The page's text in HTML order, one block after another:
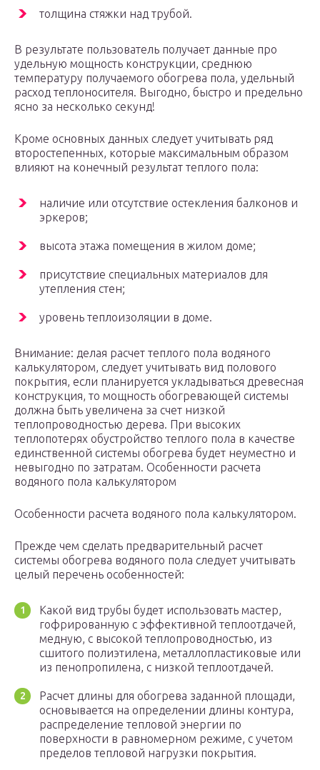
толщина стяжки над трубой.
В результате пользователь получает данные про
удельную мощность конструкции, среднюю
температуру получаемого обогрева пола, удельный
расход теплоносителя. Выгодно, быстро и предельно
ясно за несколько секунд!
Кроме основных данных следует учитывать ряд
второстепенных, которые максимальным образом
влияют на конечный результат теплого пола:
наличие или отсутствие остекления балконов и
эркеров;
высота этажа помещения в жилом доме;
присутствие специальных материалов для
утепления стен;
уровень теплоизоляции в доме.
Внимание: делая расчет теплого пола водяного
калькулятором, следует учитывать вид полового
покрытия, если планируется укладываться древесная
конструкция, то мощность обогревающей системы
должна быть увеличена за счет низкой
теплопроводностью дерева. При высоких
теплопотерях обустройство теплого пола в качестве
единственной системы обогрева будет неуместно и
невыгодно по затратам. Особенности расчета
водяного пола калькулятором
Особенности расчета водяного пола калькулятором.
Прежде чем сделать предварительный расчет
системы обогрева водяного пола следует учитывать
целый перечень особенностей:
Какой вид трубы будет использовать мастер,
гофрированную с эффективной теплоотдачей,
медную, с высокой теплопроводностью, из
сшитого полиэтилена, металлопластиковые или
из пенопропилена, с низкой теплоотдачей.
Расчет длины для обогрева заданной площади,
основывается на определении длины контура,
распределение тепловой энергии по
поверхности в равномерном режиме, с учетом
пределов тепловой нагрузки покрытия.